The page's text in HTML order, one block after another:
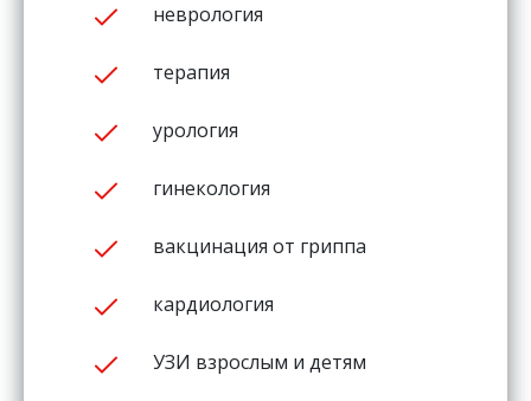
неврология
терапия
урология
гинекология
вакцинация от гриппа
кардиология
УЗИ взрослым и детям